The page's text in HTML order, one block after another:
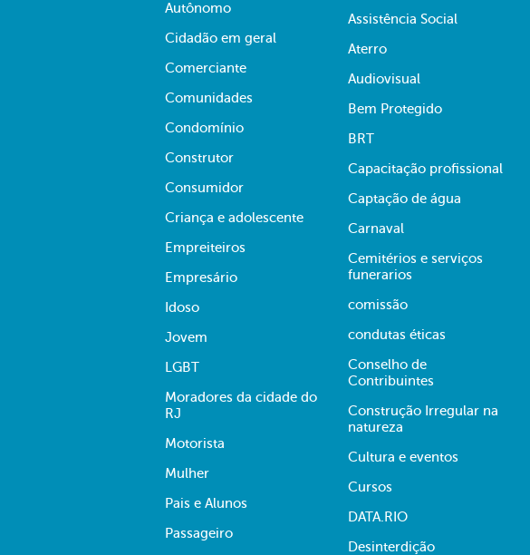
Autônomo
Cidadão em geral
Comerciante
Comunidades
Condomínio
Construtor
Consumidor
Criança e adolescente
Empreiteiros
Empresário
Idoso
Jovem
LGBT
Moradores da cidade do
RJ
Motorista
Mulher
Pais e Alunos
Passageiro
Assistência Social
Aterro
Audiovisual
Bem Protegido
BRT
Capacitação profissional
Captação de água
Carnaval
Cemitérios e serviços
funerarios
comissão
condutas éticas
Conselho de
Contribuintes
Construção Irregular na
natureza
Cultura e eventos
Cursos
DATA.RIO
Desinterdição